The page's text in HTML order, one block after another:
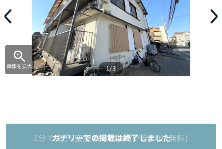
画像を拡大 1/3
1分で完了!空室状況をお問い合わせ(無料)
カナリーでの掲載は終了しました